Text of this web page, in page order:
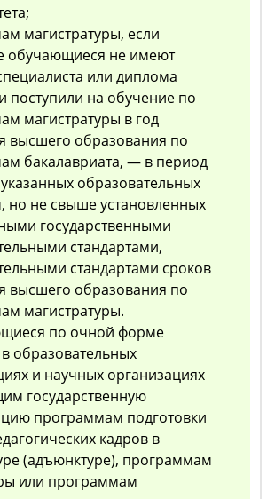
магистратуры, если
обучающиеся не имеют
или диплома
поступили на обучение по
магистратуры в год
высшего образования по
бакалавриата, — в период
образовательных
но не свыше установленных
государственными
стандартами,
стандартами сроков
высшего образования по
магистратуры.
по очной форме
образовательных
и научных организациях
государственную
программам подготовки
кадров в
(адъюнктуре), программам
или программам